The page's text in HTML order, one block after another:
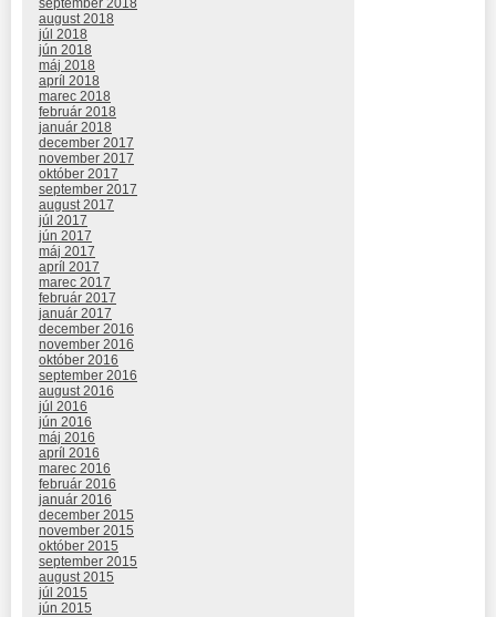
august 2018
júl 2018
jún 2018
máj 2018
apríl 2018
marec 2018
február 2018
január 2018
december 2017
november 2017
október 2017
september 2017
august 2017
júl 2017
jún 2017
máj 2017
apríl 2017
marec 2017
február 2017
január 2017
december 2016
november 2016
október 2016
september 2016
august 2016
júl 2016
jún 2016
máj 2016
apríl 2016
marec 2016
február 2016
január 2016
december 2015
november 2015
október 2015
september 2015
august 2015
júl 2015
jún 2015